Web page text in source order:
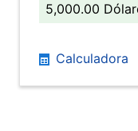
5,000.00
Calculadora